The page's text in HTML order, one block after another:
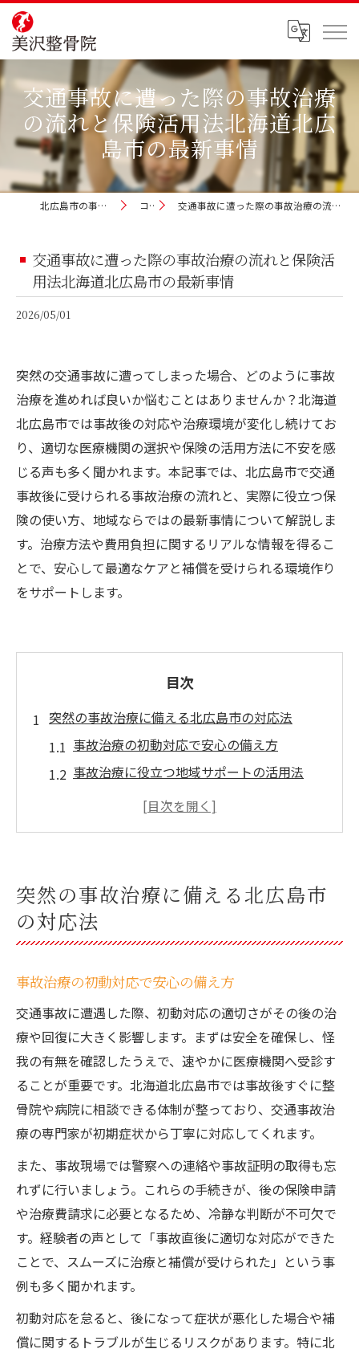
交通事故に遭った際の事故治療
の流れと保険活用法北海道北広
島市の最新事情
北広島市の事故治療なら美沢整骨院 コラム 交通事故に遭った際の事故治療の流れと保険活用法北海道北広島市の最新事情
交通事故に遭った際の事故治療の流れと保険活
用法北海道北広島市の最新事情
2026/05/01
突然の交通事故に遭ってしまった場合、どのように事故
治療を進めれば良いか悩むことはありませんか？北海道
北広島市では事故後の対応や治療環境が変化し続けてお
り、適切な医療機関の選択や保険の活用方法に不安を感
じる声も多く聞かれます。本記事では、北広島市で交通
事故後に受けられる事故治療の流れと、実際に役立つ保
険の使い方、地域ならではの最新事情について解説しま
す。治療方法や費用負担に関するリアルな情報を得るこ
とで、安心して最適なケアと補償を受けられる環境作り
をサポートします。
目次
突然の事故治療に備える北広島市の対応法
事故治療の初動対応で安心の備え方
事故治療に役立つ地域サポートの活用法
事故治療の流れを知って不安を解消する
交通事故後どの科を選ぶか迷った時のポイント
事故治療で受診すべき医療科の選び方
事故治療に適した診療科の見極め方とは
事故治療の症状別おすすめ診療科ガイド
事故治療時に整形外科と整骨院の違い
事故治療を進める上で保険を賢く使う方法
事故治療費を抑える保険活用のコツ
事故治療時に知るべき保険請求の流れ
事故治療で役立つ保険手続きの注意点
事故治療に必要な保険書類の準備方法
通院費用を抑えるための事故治療のコツ
事故治療の費用負担を減らすポイント
事故治療で交通費や休業補償を活用する方
法
事故治療通院時に費用を抑える工夫
事故治療と保険で通院費用を抑える秘訣
突然の事故治療に備える北広島市
の対応法
事故治療の初動対応で安心の備え方
交通事故に遭遇した際、初動対応の適切さがその後の治
療や回復に大きく影響します。まずは安全を確保し、怪
我の有無を確認したうえで、速やかに医療機関へ受診す
ることが重要です。北海道北広島市では事故後すぐに整
骨院や病院に相談できる体制が整っており、交通事故治
療の専門家が初期症状から丁寧に対応してくれます。
また、事故現場では警察への連絡や事故証明の取得も忘
れずに行いましょう。これらの手続きが、後の保険申請
や治療費請求に必要となるため、冷静な判断が不可欠で
す。経験者の声として「事故直後に適切な対応ができた
ことで、スムーズに治療と補償が受けられた」という事
例も多く聞かれます。
初動対応を怠ると、後になって症状が悪化した場合や補
償に関するトラブルが生じるリスクがあります。特に北